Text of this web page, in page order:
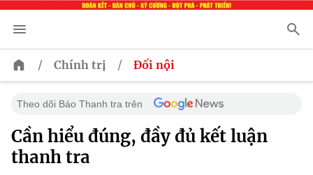
/ Chính trị / Đối nội
Theo dõi Báo Thanh tra trên
Cần hiểu đúng, đầy đủ kết luận
thanh tra